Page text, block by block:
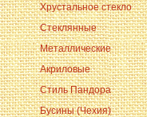
Хрустальное стекло
Стеклянные
Металлические
Акриловые
Стиль Пандора
Бусины (Чехия)